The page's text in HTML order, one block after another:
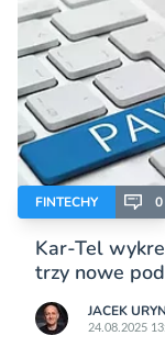
FINTECHY 0
Kar-Tel
trzy nowe
JACEK
24.08.2025